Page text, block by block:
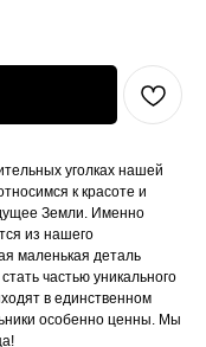
уголках нашей
к красоте и
Земли. Именно
из нашего
маленькая деталь
частью уникального
в единственном
особенно ценны. Мы